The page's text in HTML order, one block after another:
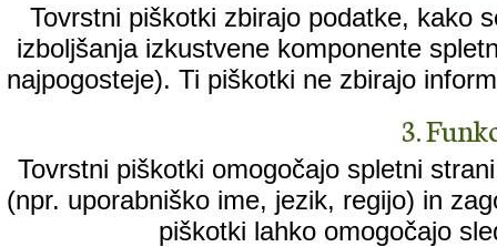
Tovrstni piškotki zbirajo podatke, kako
izboljšanja izkustvene komponente
najpogosteje). Ti piškotki ne zbirajo
3.
Tovrstni piškotki omogočajo spletni
(npr. uporabniško ime, jezik, regijo) in
piškotki lahko omogočajo